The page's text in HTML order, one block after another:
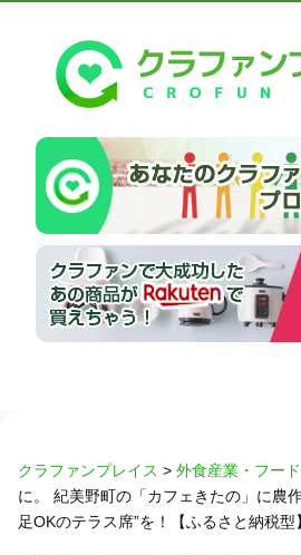
クラファンプレイス > 外食産業・フード
に。 紀美野町の「カフェきたの」に農
足OKのテラス席”を！【ふるさと納税型】